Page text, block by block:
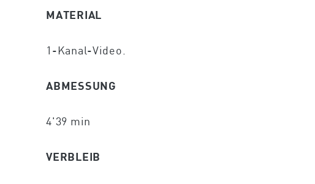
MATERIAL
1-Kanal-Video.
ABMESSUNG
4'39 min
VERBLEIB